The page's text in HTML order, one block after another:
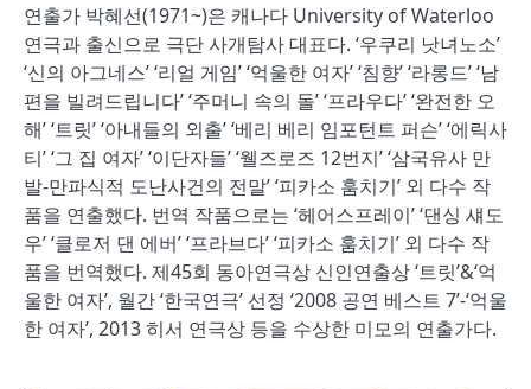
연출가 박혜선(1971~)은 캐나다 University of Waterloo
연극과 출신으로 극단 사개탐사 대표다. ‘우쿠리 낫녀노소’
‘신의 아그네스’ ‘리얼 게임’ ‘억울한 여자’ ‘침향’ ‘라롱드’ ‘남
편을 빌려드립니다’ ‘주머니 속의 돌’ ‘프라우다’ ‘완전한 오
해’ ‘트릿’ ‘아내들의 외출’ ‘베리 베리 임포턴트 퍼슨’ ‘에릭사
티’ ‘그 집 여자’ ‘이단자들’ ‘웰즈로즈 12번지’ ‘삼국유사 만
발-만파식적 도난사건의 전말’ ‘피카소 훔치기’ 외 다수 작
품을 연출했다. 번역 작품으로는 ‘헤어스프레이’ ‘댄싱 섀도
우’ ‘클로저 댄 에버’ ‘프라브다’ ‘피카소 훔치기’ 외 다수 작
품을 번역했다. 제45회 동아연극상 신인연출상 ‘트릿’&‘억
울한 여자’, 월간 ‘한국연극’ 선정 ‘2008 공연 베스트 7’-‘억울
한 여자’, 2013 히서 연극상 등을 수상한 미모의 연출가다.